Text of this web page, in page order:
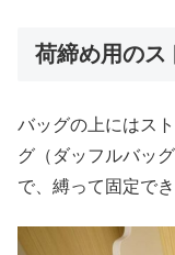
荷締め用のス
バッグの上にはス
グ（ダッフルバッ
で、縛って固定でき